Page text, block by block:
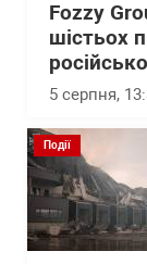
Fozzy
шістьох
5 серпня,
Події